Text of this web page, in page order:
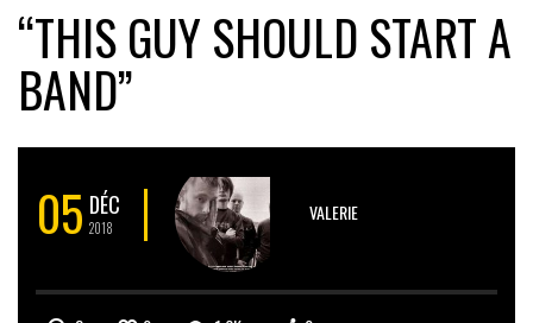
“THIS GUY SHOULD START A
BAND”
05 DÉC
2018
VALERIE